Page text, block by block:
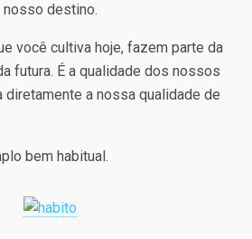
destino.
você cultiva hoje, fazem parte da
futura. É a qualidade dos nossos
diretamente a nossa qualidade de
bem habitual.